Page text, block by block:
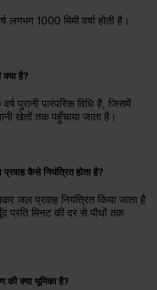
लगभग 1000 मिमी वर्षा होती है।
क्या है?
पुरानी पारंपरिक विधि है, जिसमें
खेतों तक पहुँचाया जाता है।
कैसे नियंत्रित होता है?
जल प्रवाह नियंत्रित किया जाता है
मिनट की दर से पौधों तक
की क्या भूमिका है?